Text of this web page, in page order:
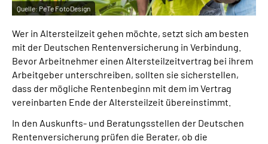
Mein Kundenportal
Quelle: PeTe FotoDesign
Wer in Altersteilzeit gehen möchte, setzt sich am besten
mit der Deutschen Rentenversicherung in Verbindung.
Bevor Arbeitnehmer einen Altersteilzeitvertrag bei ihrem
Arbeitgeber unterschreiben, sollten sie sicherstellen,
dass der mögliche Rentenbeginn mit dem im Vertrag
vereinbarten Ende der Altersteilzeit übereinstimmt.
In den Auskunfts- und Beratungsstellen der Deutschen
Rentenversicherung prüfen die Berater, ob die